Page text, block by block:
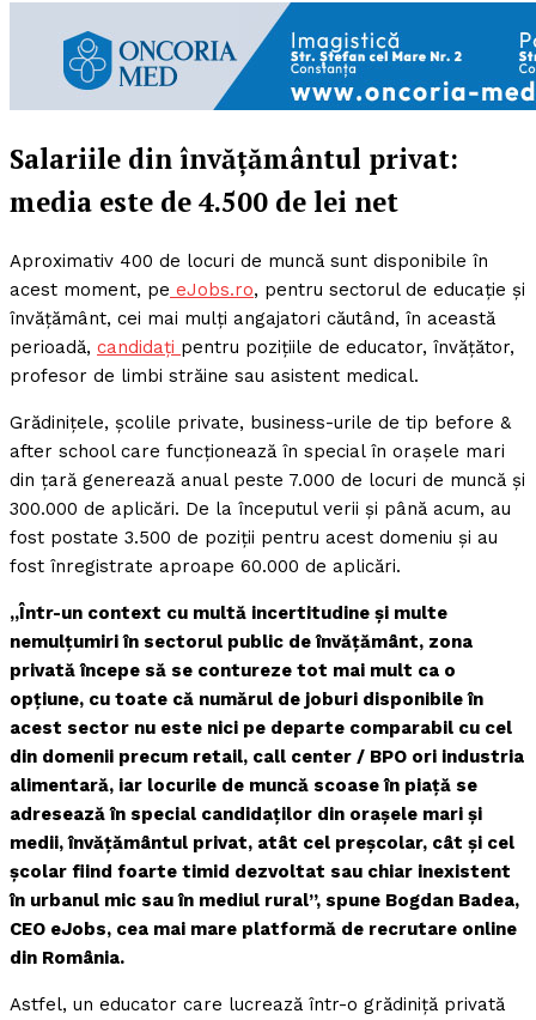
Salariile din învățământul privat:
media este de 4.500 de lei net
Aproximativ 400 de locuri de muncă sunt disponibile în
acest moment, pe eJobs.ro, pentru sectorul de educație și
învățământ, cei mai mulți angajatori căutând, în această
perioadă, candidați pentru pozițiile de educator, învățător,
profesor de limbi străine sau asistent medical.
Grădinițele, școlile private, business-urile de tip before &
after school care funcționează în special în orașele mari
din țară generează anual peste 7.000 de locuri de muncă și
300.000 de aplicări. De la începutul verii și până acum, au
fost postate 3.500 de poziții pentru acest domeniu și au
fost înregistrate aproape 60.000 de aplicări.
„Într-un context cu multă incertitudine și multe
nemulțumiri în sectorul public de învățământ, zona
privată începe să se contureze tot mai mult ca o
opțiune, cu toate că numărul de joburi disponibile în
acest sector nu este nici pe departe comparabil cu cel
din domenii precum retail, call center / BPO ori industria
alimentară, iar locurile de muncă scoase în piață se
adresează în special candidaților din orașele mari și
medii, învățământul privat, atât cel preșcolar, cât și cel
școlar fiind foarte timid dezvoltat sau chiar inexistent
în urbanul mic sau în mediul rural”, spune Bogdan Badea,
CEO eJobs, cea mai mare platformă de recrutare online
din România.
Astfel, un educator care lucrează într-o grădiniță privată